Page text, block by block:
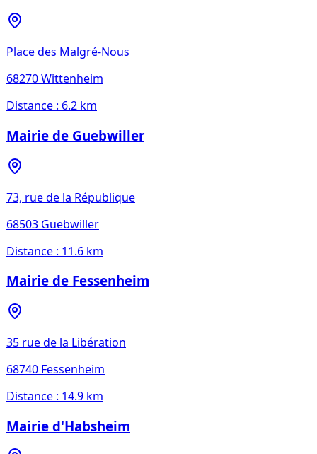
Place des Malgré-Nous
68270Wittenheim
Distance : 6.2 km
Mairie de Guebwiller
73, rue de la République
68503 Guebwiller
Distance : 11.6 km
Mairie de Fessenheim
35 rue de la Libération
68740 Fessenheim
Distance : 14.9 km
Mairie d'Habsheim